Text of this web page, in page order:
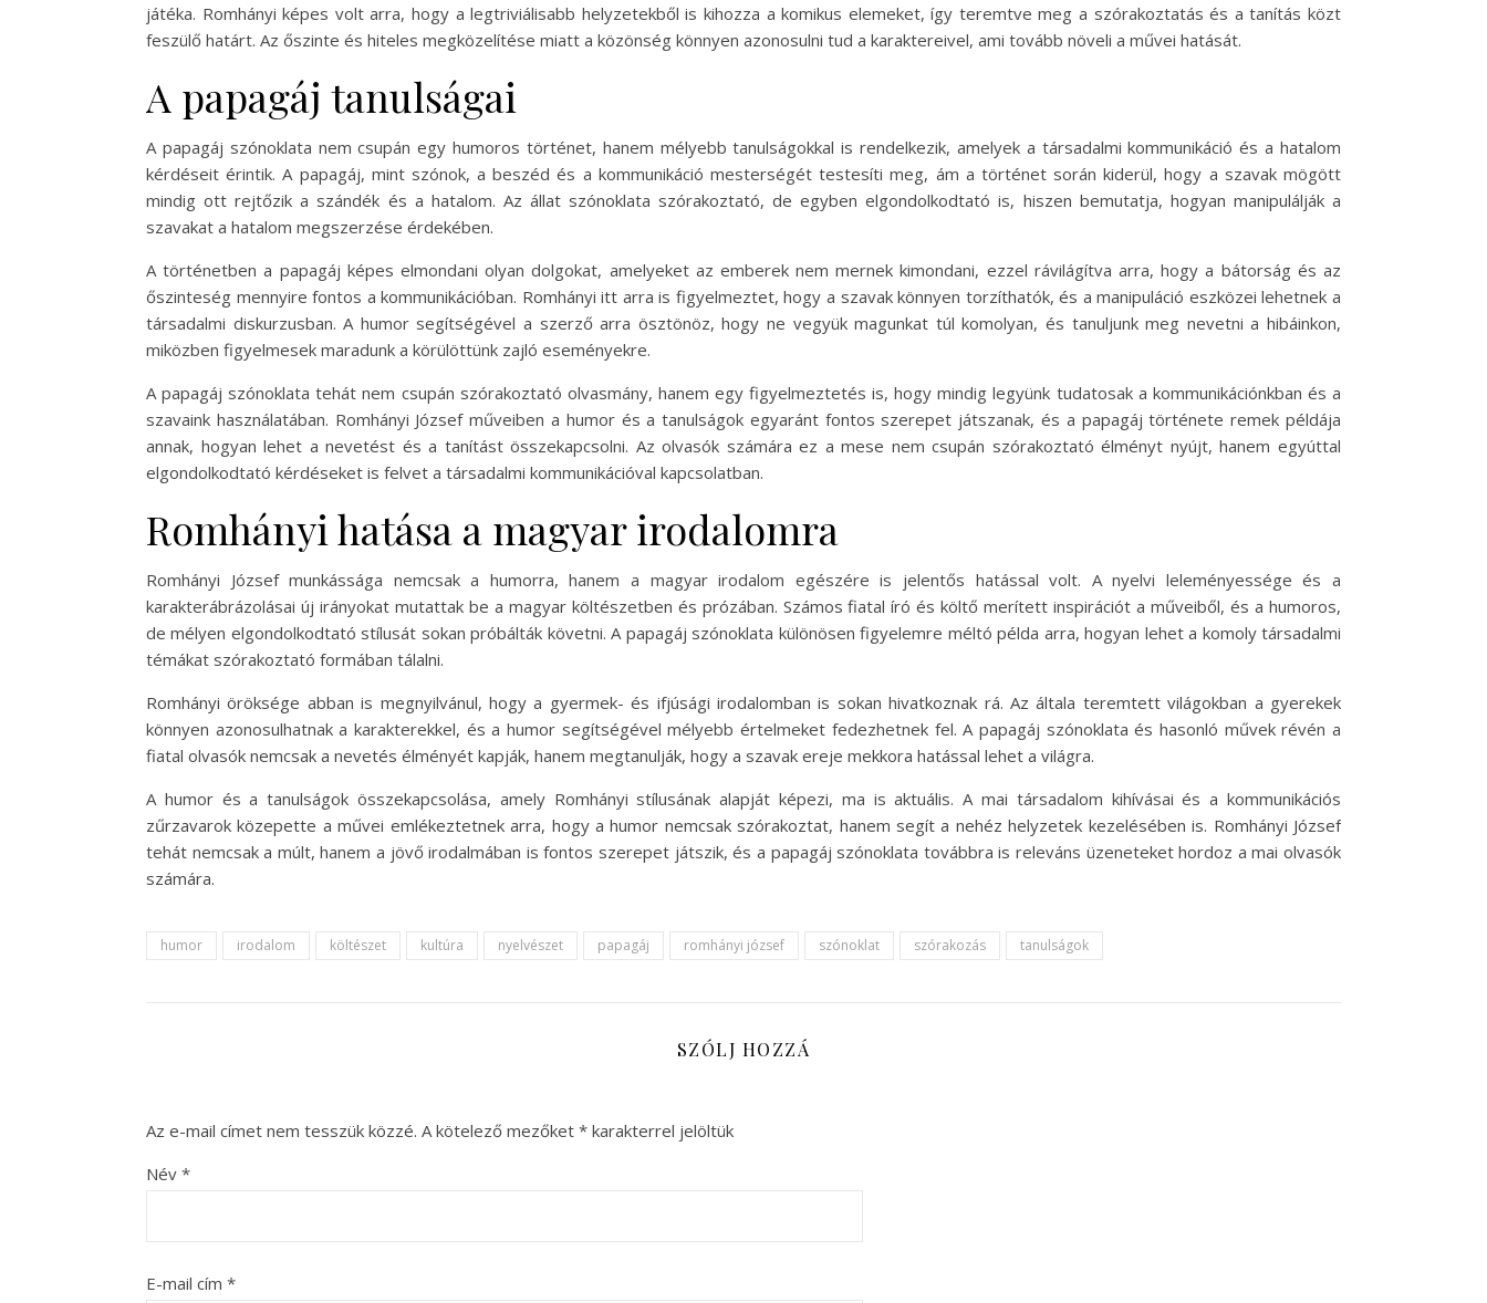
játéka. Romhányi képes volt arra, hogy a legtriviálisabb helyzetekből is kihozza a komikus elemeket, így teremtve meg a szórakoztatás és a tanítás közt
feszülő határt. Az őszinte és hiteles megközelítése miatt a közönség könnyen azonosulni tud a karaktereivel, ami tovább növeli a művei hatását.
A papagáj tanulságai
A papagáj szónoklata nem csupán egy humoros történet, hanem mélyebb tanulságokkal is rendelkezik, amelyek a társadalmi kommunikáció és a hatalom
kérdéseit érintik. A papagáj, mint szónok, a beszéd és a kommunikáció mesterségét testesíti meg, ám a történet során kiderül, hogy a szavak mögött
mindig ott rejtőzik a szándék és a hatalom. Az állat szónoklata szórakoztató, de egyben elgondolkodtató is, hiszen bemutatja, hogyan manipulálják a
szavakat a hatalom megszerzése érdekében.
A történetben a papagáj képes elmondani olyan dolgokat, amelyeket az emberek nem mernek kimondani, ezzel rávilágítva arra, hogy a bátorság és az
őszinteség mennyire fontos a kommunikációban. Romhányi itt arra is figyelmeztet, hogy a szavak könnyen torzíthatók, és a manipuláció eszközei lehetnek a
társadalmi diskurzusban. A humor segítségével a szerző arra ösztönöz, hogy ne vegyük magunkat túl komolyan, és tanuljunk meg nevetni a hibáinkon,
miközben figyelmesek maradunk a körülöttünk zajló eseményekre.
A papagáj szónoklata tehát nem csupán szórakoztató olvasmány, hanem egy figyelmeztetés is, hogy mindig legyünk tudatosak a kommunikációnkban és a
szavaink használatában. Romhányi József műveiben a humor és a tanulságok egyaránt fontos szerepet játszanak, és a papagáj története remek példája
annak, hogyan lehet a nevetést és a tanítást összekapcsolni. Az olvasók számára ez a mese nem csupán szórakoztató élményt nyújt, hanem egyúttal
elgondolkodtató kérdéseket is felvet a társadalmi kommunikációval kapcsolatban.
Romhányi hatása a magyar irodalomra
Romhányi József munkássága nemcsak a humorra, hanem a magyar irodalom egészére is jelentős hatással volt. A nyelvi leleményessége és a
karakterábrázolásai új irányokat mutattak be a magyar költészetben és prózában. Számos fiatal író és költő merített inspirációt a műveiből, és a humoros,
de mélyen elgondolkodtató stílusát sokan próbálták követni. A papagáj szónoklata különösen figyelemre méltó példa arra, hogyan lehet a komoly társadalmi
témákat szórakoztató formában tálalni.
Romhányi öröksége abban is megnyilvánul, hogy a gyermek- és ifjúsági irodalomban is sokan hivatkoznak rá. Az általa teremtett világokban a gyerekek
könnyen azonosulhatnak a karakterekkel, és a humor segítségével mélyebb értelmeket fedezhetnek fel. A papagáj szónoklata és hasonló művek révén a
fiatal olvasók nemcsak a nevetés élményét kapják, hanem megtanulják, hogy a szavak ereje mekkora hatással lehet a világra.
A humor és a tanulságok összekapcsolása, amely Romhányi stílusának alapját képezi, ma is aktuális. A mai társadalom kihívásai és a kommunikációs
zűrzavarok közepette a művei emlékeztetnek arra, hogy a humor nemcsak szórakoztat, hanem segít a nehéz helyzetek kezelésében is. Romhányi József
tehát nemcsak a múlt, hanem a jövő irodalmában is fontos szerepet játszik, és a papagáj szónoklata továbbra is releváns üzeneteket hordoz a mai olvasók
számára.
humor irodalom költészet kultúra nyelvészet papagáj romhányi józsef szónoklat szórakozás tanulságok
SZÓLJ HOZZÁ
Az e-mail címet nem tesszük közzé. A kötelező mezőket * karakterrel jelöltük
Név *
E-mail cím *